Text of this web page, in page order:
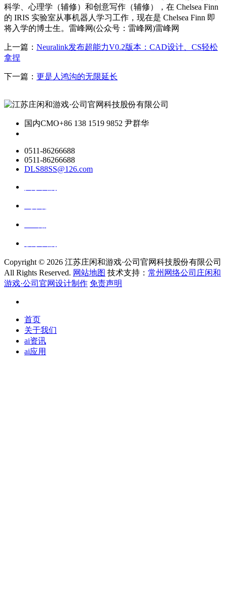
科学、心理学（辅修）和创意写作（辅修），在 Chelsea Finn
的 IRIS 实验室从事机器人学习工作，现在是 Chelsea Finn 即
将入学的博士生。雷峰网(公众号：雷峰网)雷峰网
上一篇： Neuralink发布超能力V0.2版本：CAD设计、CS轻松
拿捏
下一篇： 更是人鸿沟的无限延长
国内CMO+86 138 1519 9852 尹群华
0511-86266688
0511-86266688
DLS88SS@126.com
Copyright © 2026 江苏庄闲和游戏·公司官网科技股份有限公司
All Rights Reserved. 网站地图 技术支持： 常州网络公司庄闲和
游戏·公司官网设计制作 免责声明
首页
关于我们
ai资讯
ai应用